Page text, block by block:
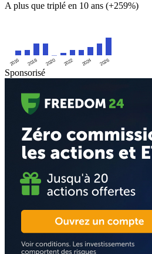
A plus que triplé en 10 ans (+259%)
2016 2018 2020 2022 2024 2026
Sponsorisé